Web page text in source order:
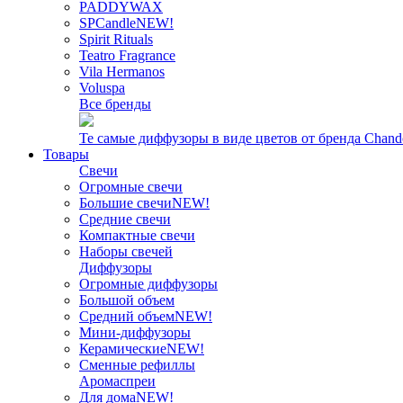
PADDYWAX
SPCandleNEW!
Spirit Rituals
Teatro Fragrance
Vila Hermanos
Voluspa
Все бренды
Те самые диффузоры в виде цветов от бренда
Товары
Свечи
Огромные свечи
Большие свечиNEW!
Средние свечи
Компактные свечи
Наборы свечей
Диффузоры
Огромные диффузоры
Большой объем
Средний объемNEW!
Мини-диффузоры
КерамическиеNEW!
Сменные рефиллы
Аромаспреи
Для домаNEW!